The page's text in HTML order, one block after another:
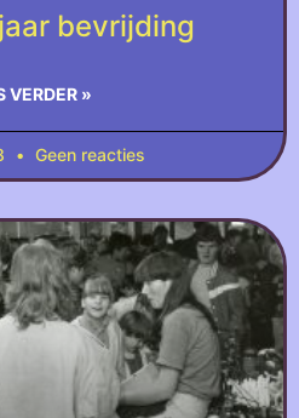
bevrijding
VERDER »
Geen reacties